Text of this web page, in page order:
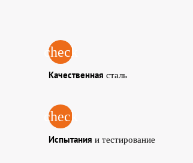
check
Качественнаясталь
check
Испытанияи тестирование